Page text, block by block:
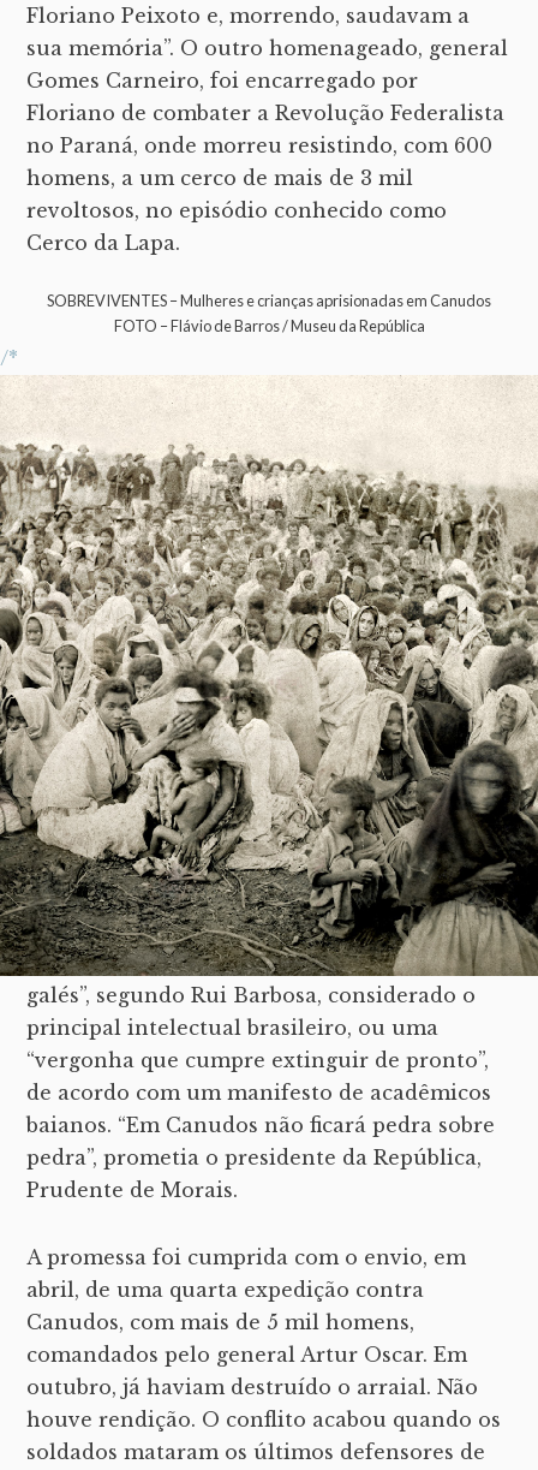
Floriano Peixoto e, morrendo, saudavam a
sua memória”. O outro homenageado, general
Gomes Carneiro, foi encarregado por
Floriano de combater a Revolução Federalista
no Paraná, onde morreu resistindo, com 600
homens, a um cerco de mais de 3 mil
revoltosos, no episódio conhecido como
Cerco da Lapa.
/*
SOBREVIVENTES – Mulheres e crianças aprisionadas em Canudos
FOTO – Flávio de Barros / Museu da República
O fim de Canudos
Chama atenção o modo como a primeira
alteração nos nomes das ruas, em 10 de
março, foi realizada. A pedido do vereador
Gomes Cardim, as mudanças foram
aprovadas sem debate,“pois que sua discussão
pareceria pôr em duvida os sentimentos republicanos
da Camara”. Não havia ambiente para
questionamentos. O clima era de guerra.
Como relata a pesquisadora Walnice
Nogueira Galvão emNo Calor da Hora, várias
matérias jornalísticas retratavam Canudos
como um grupo com ramificações em Nova
York e Paris que pretendia restaurar a
monarquia no Brasil e pediam sua destruição.
Canudos era “uma horda de mentecaptos e
galés”, segundo Rui Barbosa, considerado o
principal intelectual brasileiro, ou uma
“vergonha que cumpre extinguir de pronto”,
de acordo com um manifesto de acadêmicos
baianos. “Em Canudos não ficará pedra sobre
pedra”, prometia o presidente da República,
Prudente de Morais.
A promessa foi cumprida com o envio, em
abril, de uma quarta expedição contra
Canudos, com mais de 5 mil homens,
comandados pelo general Artur Oscar. Em
outubro, já haviam destruído o arraial. Não
houve rendição. O conflito acabou quando os
soldados mataram os últimos defensores de